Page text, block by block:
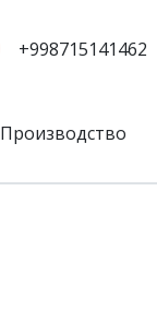
+998715141462
Производство